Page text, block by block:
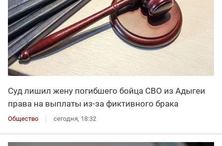
Суд лишил жену погибшего бойца СВО из Адыгеи
права на выплаты из-за фиктивного брака
Общество сегодня, 18:32